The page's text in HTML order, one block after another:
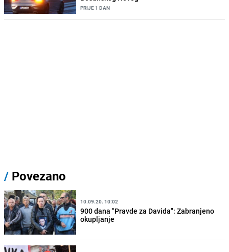
PRIJE 1 DAN
/ Povezano
10.09.20. 10:02
900 dana "Pravde za Davida": Zabranjeno
okupljanje